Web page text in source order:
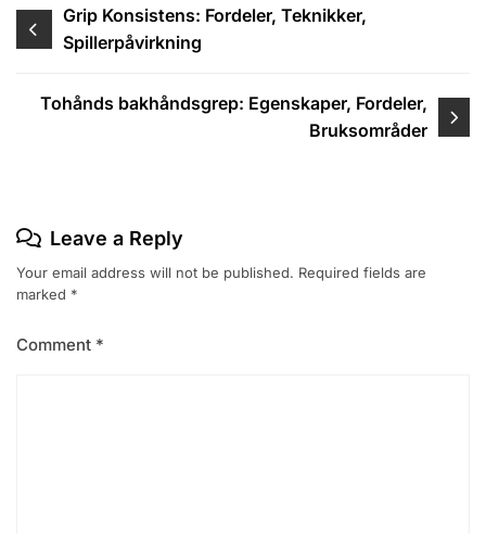
Post
navigation
Grip Konsistens: Fordeler, Teknikker,
Spillerpåvirkning
Tohånds bakhåndsgrep: Egenskaper, Fordeler,
Bruksområder
Leave a Reply
Your email address will not be published. Required fields are
marked *
Comment *